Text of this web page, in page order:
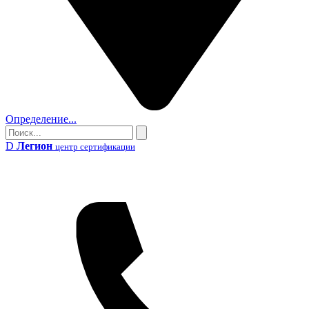
Определение...
Поиск
Поиск
D Легион центр сертификации